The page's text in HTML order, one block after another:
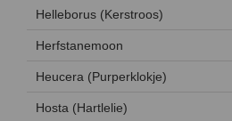
Helleborus (Kerstroos)
Herfstanemoon
Heucera (Purperklokje)
Hosta (Hartlelie)